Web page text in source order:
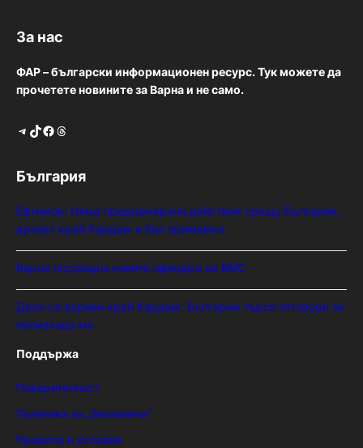
За нас
ФАР – български информационен ресурс. Тук можете да
прочетете новините за Варна и не само.
Telegram TikTok Facebook Threads
България
Ефтимов: Няма преднамерени действия срещу България,
дронът край Кардам е бил примамка
Варна посрещна новите офицери на ВМС
Дрон се взриви край Кардам: България търси отговори за
произхода му
Поддържа
Поверителност
Политика за „бисквитки“
Правила и условия